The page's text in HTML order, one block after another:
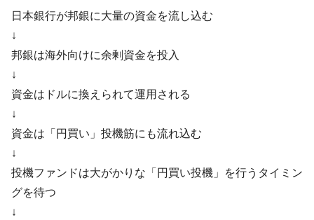
1.9倍！
く空港に詰めかけ「出て行け！」「極右勢力」のプラカー
『Money1』
韓国政府「2035年までに18.4GW規模のAIデ
『Money1』
JPモルガン「韓国レバレッジETFの清算は
『Money1』
韓国『国民年金公団』株価暴落で200兆蒸
発。
日本銀行が邦銀に大量の資金を流し込む
↓
邦銀は海外向けに余剰資金を投入
↓
資金はドルに換えられて運用される
↓
資金は「円買い」投機筋にも流れ込む
↓
投機ファンドは大がかりな「円買い投機」を行うタイミン
グを待つ
↓